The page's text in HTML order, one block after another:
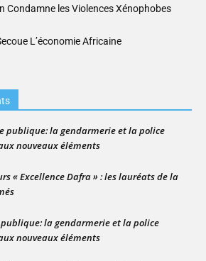
Condamne les Violences Xénophobes
L’économie Africaine
publique: la gendarmerie et la police
nouveaux éléments
« Excellence Dafra » : les lauréats de la
publique: la gendarmerie et la police
nouveaux éléments